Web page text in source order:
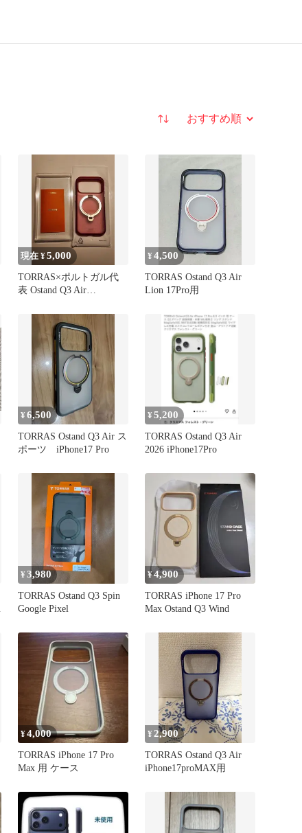
並び替え
現在 ¥5,000
TORRAS×ポルトガル代
表 Ostand Q3 Air
¥4,500
TORRAS Ostand Q3 Air
Lion 17Pro用
¥6,500
TORRAS Ostand Q3 Air ス
ポーツ iPhone17 Pro
¥5,200
TORRAS Ostand Q3 Air
2026 iPhone17Pro
¥3,980
TORRAS Ostand Q3 Spin
Google Pixel
¥4,900
TORRAS iPhone 17 Pro
Max Ostand Q3 Wind
¥4,000
TORRAS iPhone 17 Pro
Max 用 ケース
¥ 2,900
TORRAS Ostand Q3 Air
iPhone17proMAX用